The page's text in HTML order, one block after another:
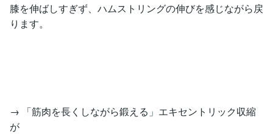
膝を伸ばしすぎず、ハムストリングの伸びを感じながら戻
ります。
→ 「筋肉を長くしながら鍛える」エキセントリック収縮
が